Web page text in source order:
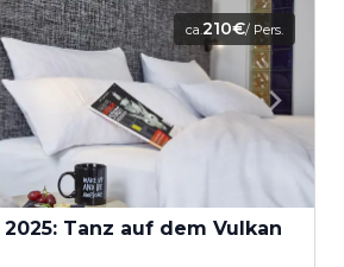
ca.210€/ Pers.
Tanz auf dem Vulkan